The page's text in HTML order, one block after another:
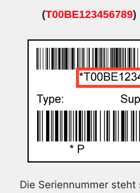
(T00BE123456789)
Die Seriennummer